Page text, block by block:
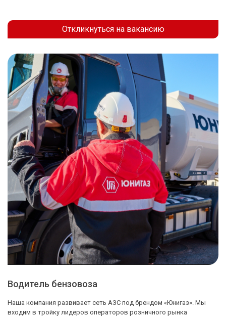
Откликнуться на вакансию
Водитель бензовоза
Наша компания развивает сеть АЗС под брендом «Юнигаз». Мы
входим в тройку лидеров операторов розничного рынка